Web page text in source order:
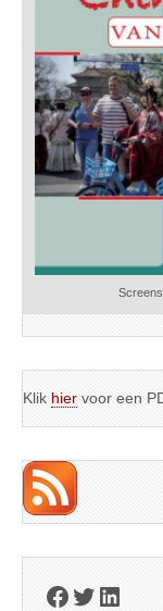
Klik hier voor een
Facebook
Twitter